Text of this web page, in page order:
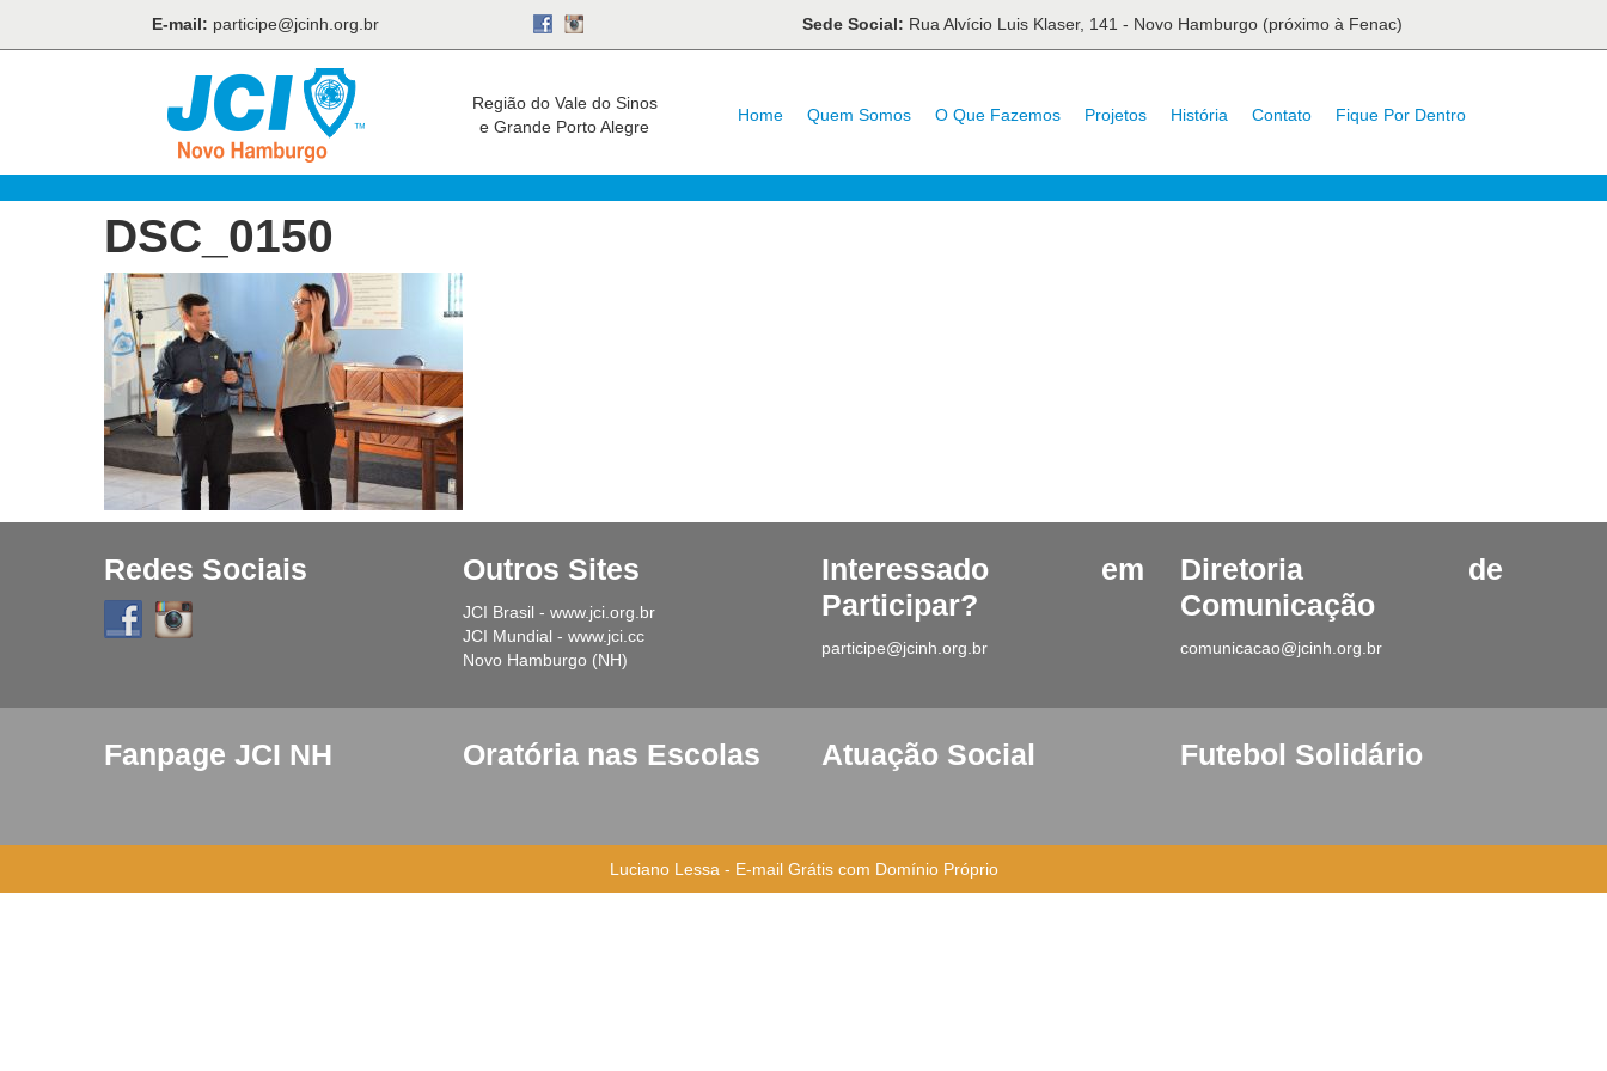
E-mail: participe@jcinh.org.br Sede Social: Rua Alvício Luis Klaser, 141 - Novo Hamburgo (próximo à Fenac)
Região do Vale do Sinos
e Grande Porto Alegre
Home Quem Somos O Que Fazemos Projetos História Contato Fique Por Dentro
DSC_0150
Redes Sociais Outros Sites
JCI Brasil - www.jci.org.br
JCI Mundial - www.jci.cc
Novo Hamburgo (NH)
Interessado em
Participar?
participe@jcinh.org.br
Diretoria de
Comunicação
comunicacao@jcinh.org.br
Fanpage JCI NH Oratória nas Escolas Atuação Social Futebol Solidário
Luciano Lessa - E-mail Grátis com Domínio Próprio